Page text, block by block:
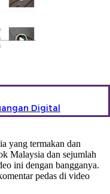
Digital
yang termakan dan
Malaysia dan sejumlah
ini dengan bangganya.
pedas di video